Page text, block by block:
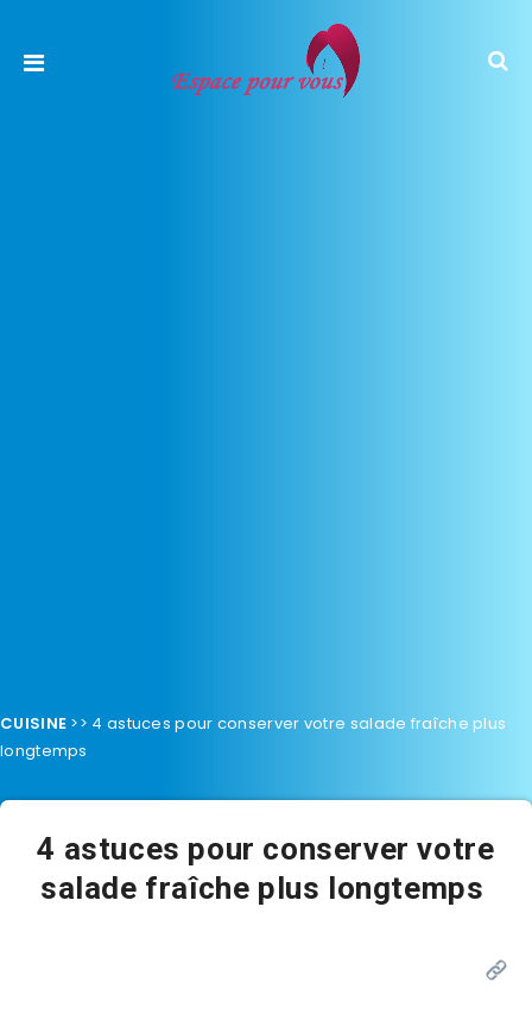
CUISINE >> 4 astuces pour conserver votre salade fraîche plus
longtemps
4 astuces pour conserver votre
salade fraîche plus longtemps